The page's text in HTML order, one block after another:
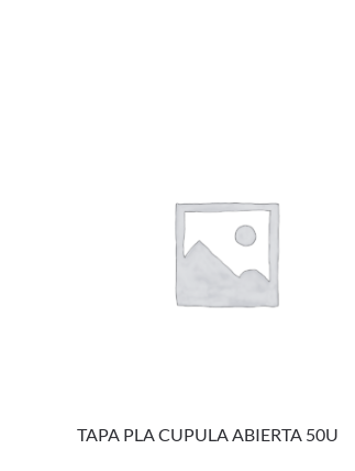
TAPA PLA CUPULA ABIERTA 50U